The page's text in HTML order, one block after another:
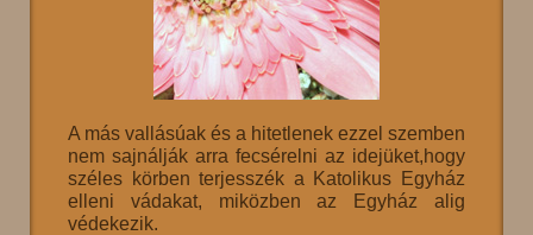
A más vallásúak és a hitetlenek ezzel szemben
nem sajnálják arra fecsérelni az idejüket,hogy
széles körben terjesszék a Katolikus Egyház
elleni vádakat, miközben az Egyház alig
védekezik.